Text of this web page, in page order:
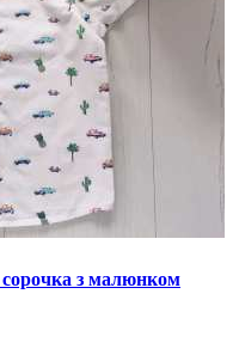
сорочка з малюнком